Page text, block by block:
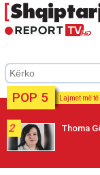
POP 5 Lajmet më
2 Thoma